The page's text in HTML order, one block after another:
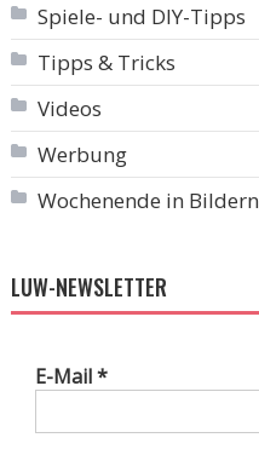
Spiele- und DIY-Tipps
Tipps & Tricks
Videos
Werbung
Wochenende in Bildern
LUW-NEWSLETTER
E-Mail*